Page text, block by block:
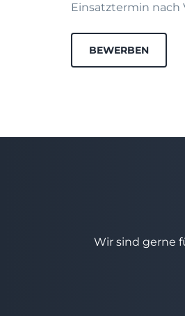
Einsatztermin nach
BEWERBEN
Wir sind gerne